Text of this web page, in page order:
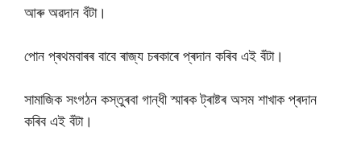
আৰু অৱদান বঁটা।
পোন প্ৰথমবাৰৰ বাবে ৰাজ্য চৰকাৰে প্ৰদান কৰিব এই বঁটা।
সামাজিক সংগঠন কস্তুৰবা গান্ধী স্মাৰক ট্ৰাষ্টৰ অসম শাখাক প্ৰদান
কৰিব এই বঁটা।